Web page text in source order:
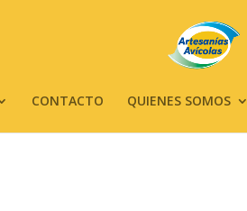
CONTACTO QUIENES SOMOS